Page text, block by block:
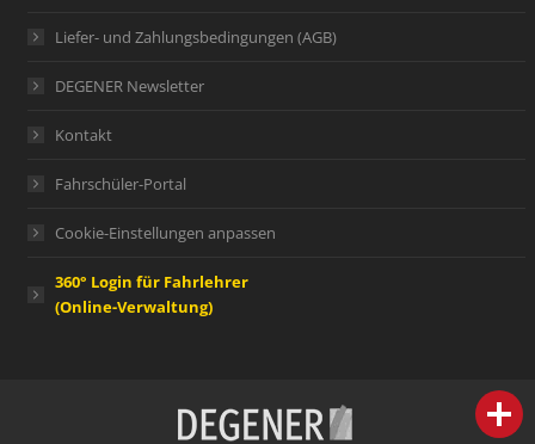
Liefer- und Zahlungsbedingungen (AGB)
DEGENER Newsletter
Kontakt
Fahrschüler-Portal
Cookie-Einstellungen anpassen
360° Login für Fahrlehrer
(Online-Verwaltung)
person IHR FACHBERATER